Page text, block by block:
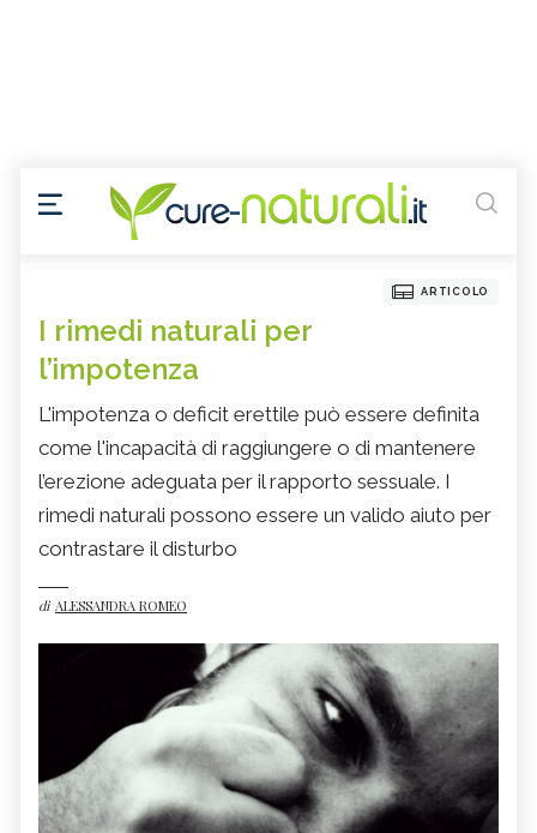
ARTICOLO
I rimedi naturali per
l’impotenza
L'impotenza o deficit erettile può essere definita
come l'incapacità di raggiungere o di mantenere
l’erezione adeguata per il rapporto sessuale. I
rimedi naturali possono essere un valido aiuto per
contrastare il disturbo
di ALESSANDRA ROMEO